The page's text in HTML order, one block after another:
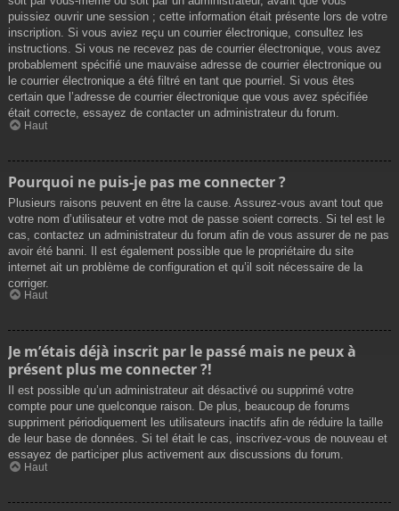
puissiez ouvrir une session ; cette information était présente lors de votre
inscription. Si vous aviez reçu un courrier électronique, consultez les
instructions. Si vous ne recevez pas de courrier électronique, vous avez
probablement spécifié une mauvaise adresse de courrier électronique ou
le courrier électronique a été filtré en tant que pourriel. Si vous êtes
certain que l’adresse de courrier électronique que vous avez spécifiée
était correcte, essayez de contacter un administrateur du forum.
Haut
Pourquoi ne puis-je pas me connecter ?
Plusieurs raisons peuvent en être la cause. Assurez-vous avant tout que
votre nom d’utilisateur et votre mot de passe soient corrects. Si tel est le
cas, contactez un administrateur du forum afin de vous assurer de ne pas
avoir été banni. Il est également possible que le propriétaire du site
internet ait un problème de configuration et qu’il soit nécessaire de la
corriger.
Haut
Je m’étais déjà inscrit par le passé mais ne peux à
présent plus me connecter ?!
Il est possible qu’un administrateur ait désactivé ou supprimé votre
compte pour une quelconque raison. De plus, beaucoup de forums
suppriment périodiquement les utilisateurs inactifs afin de réduire la taille
de leur base de données. Si tel était le cas, inscrivez-vous de nouveau et
essayez de participer plus activement aux discussions du forum.
Haut